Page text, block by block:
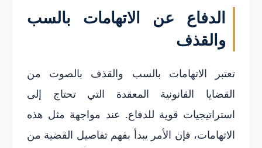
الدفاع عن الاتهامات بالسب
والقذف
تعتبر الاتهامات بالسب والقذف بالصوت من
القضايا القانونية المعقدة التي تحتاج إلى
استراتيجيات قوية للدفاع. عند مواجهة مثل هذه
الاتهامات، فإن الأمر يبدأ بفهم تفاصيل القضية من